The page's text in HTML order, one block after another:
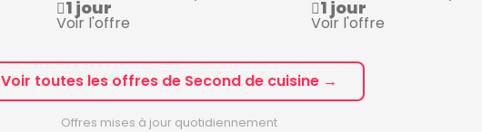
1 jour
Voir l'offre
1 jour
Voir l'offre
Voir toutes les offres de Second de cuisine →
Offres mises à jour quotidiennement